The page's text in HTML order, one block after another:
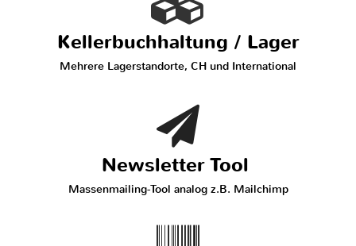
Kellerbuchhaltung / Lager
Mehrere Lagerstandorte, CH und International
Newsletter Tool
Massenmailing-Tool analog z.B. Mailchimp